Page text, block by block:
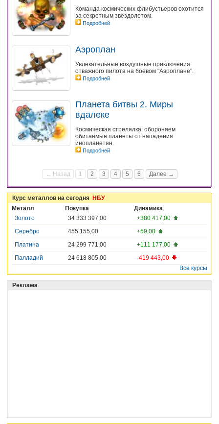
Команда космических флибустьеров охотится
за секретным звездолетом.
Подробней
Аэроплан
Увлекательные воздушные приключения
отважного пилота на боевом "Аэроплане".
Подробней
Планета битвы 2. Миры
вдалеке
Космическая стрелялка: обороняем
обитаемые планеты от нападения
инопланетян.
Подробней
← Назад 1 2 3 4 5 6 Далее →
Курс металлов на сегодня НБУ
Металл
Покупка
Динамика
Золото
34 333 397,00
+380 417,00
Серебро
455 155,00
+59,00
Платина
24 299 771,00
+111 177,00
Палладий
24 618 805,00
-419 443,00
Все курсы
Реклама